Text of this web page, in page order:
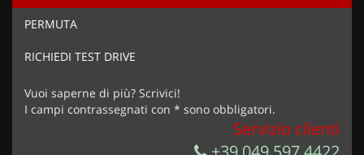
Ho letto e accettol'informativa privacy*
Acconsento al trattamento dei miei dati per finalità di
Invia la tua richiesta
PERMUTA
RICHIEDI TEST DRIVE
Vuoi saperne di più? Scrivici!
I campi contrassegnati con * sono obbligatori.
Servizio clienti